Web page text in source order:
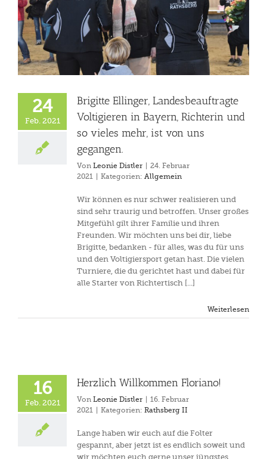
24
Feb. 2021
Brigitte Ellinger, Landesbeauftragte
Voltigieren in Bayern, Richterin und
so vieles mehr, ist von uns
gegangen.
Von Leonie Distler
24. Februar
2021
Kategorien: Allgemein
Wir können es nur schwer realisieren und
sind sehr traurig und betroffen. Unser großes
Mitgefühl gilt ihrer Familie und ihren
Freunden. Wir möchten uns bei dir, liebe
Brigitte, bedanken - für alles, was du für uns
und den Voltigiersport getan hast. Die vielen
Turniere, die du gerichtet hast und dabei für
alle Starter von Richtertisch [...]
Weiterlesen
16
Feb. 2021
Herzlich Willkommen Floriano!
Von Leonie Distler
16. Februar
2021
Kategorien: Rathsberg II
Lange haben wir euch auf die Folter
gespannt, aber jetzt ist es endlich soweit und
wir möchten euch gerne unser jüngstes